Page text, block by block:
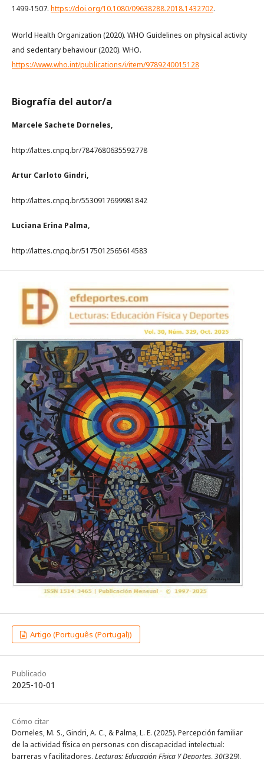
1499-1507. https://doi.org/10.1080/09638288.2018.1432702.
World Health Organization (2020). WHO Guidelines on physical activity
and sedentary behaviour (2020). WHO.
https://www.who.int/publications/i/item/9789240015128
Biografía del autor/a
Marcele Sachete Dorneles,
http://lattes.cnpq.br/7847680635592778
Artur Carloto Gindri,
http://lattes.cnpq.br/5530917699981842
Luciana Erina Palma,
http://lattes.cnpq.br/5175012565614583
Artigo (Português (Portugal))
Publicado
2025-10-01
Cómo citar
Dorneles, M. S., Gindri, A. C., & Palma, L. E. (2025). Percepción familiar
de la actividad física en personas con discapacidad intelectual:
barreras y facilitadores. Lecturas: Educación Física Y Deportes,30(329),